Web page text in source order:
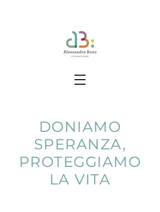
DONIAMO
SPERANZA,
PROTEGGIAMO
LA VITA